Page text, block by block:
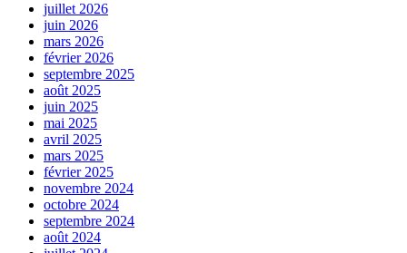
juillet 2026
juin 2026
mars 2026
février 2026
septembre 2025
août 2025
juin 2025
mai 2025
avril 2025
mars 2025
février 2025
novembre 2024
octobre 2024
septembre 2024
août 2024